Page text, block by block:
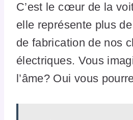
C’est le cœur de la
elle représente plus
de fabrication de nos
électriques. Vous
l’âme? Oui vous